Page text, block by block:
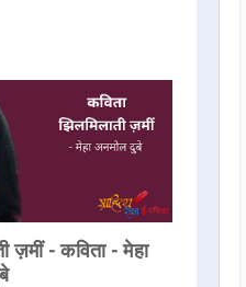
ज़मीं - कविता - मेहा